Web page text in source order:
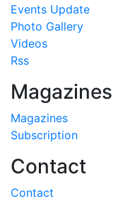
Events Update
Photo Gallery
Videos
Rss
Magazines
Magazines
Subscription
Contact
Contact